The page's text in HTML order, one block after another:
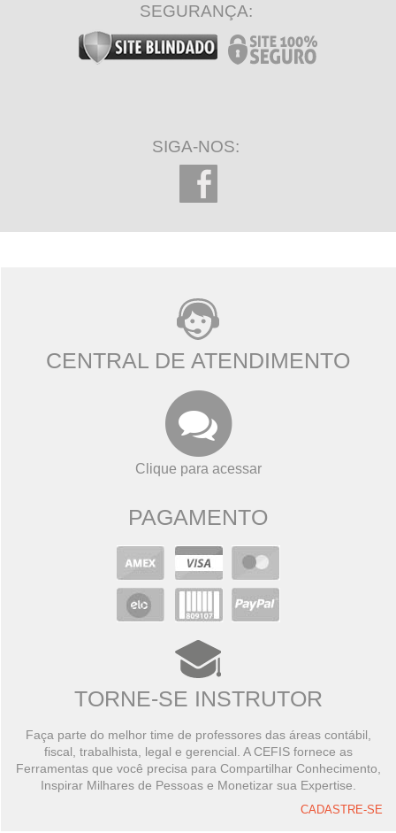
SEGURANÇA:
SIGA-NOS:
CENTRAL DE ATENDIMENTO
Clique para acessar
PAGAMENTO
TORNE-SE INSTRUTOR
Faça parte do melhor time de professores das áreas contábil,
fiscal, trabalhista, legal e gerencial. A CEFIS fornece as
Ferramentas que você precisa para Compartilhar Conhecimento,
Inspirar Milhares de Pessoas e Monetizar sua Expertise.
CADASTRE-SE